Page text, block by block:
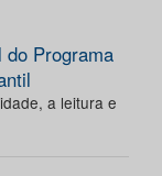
do Programa
a leitura e